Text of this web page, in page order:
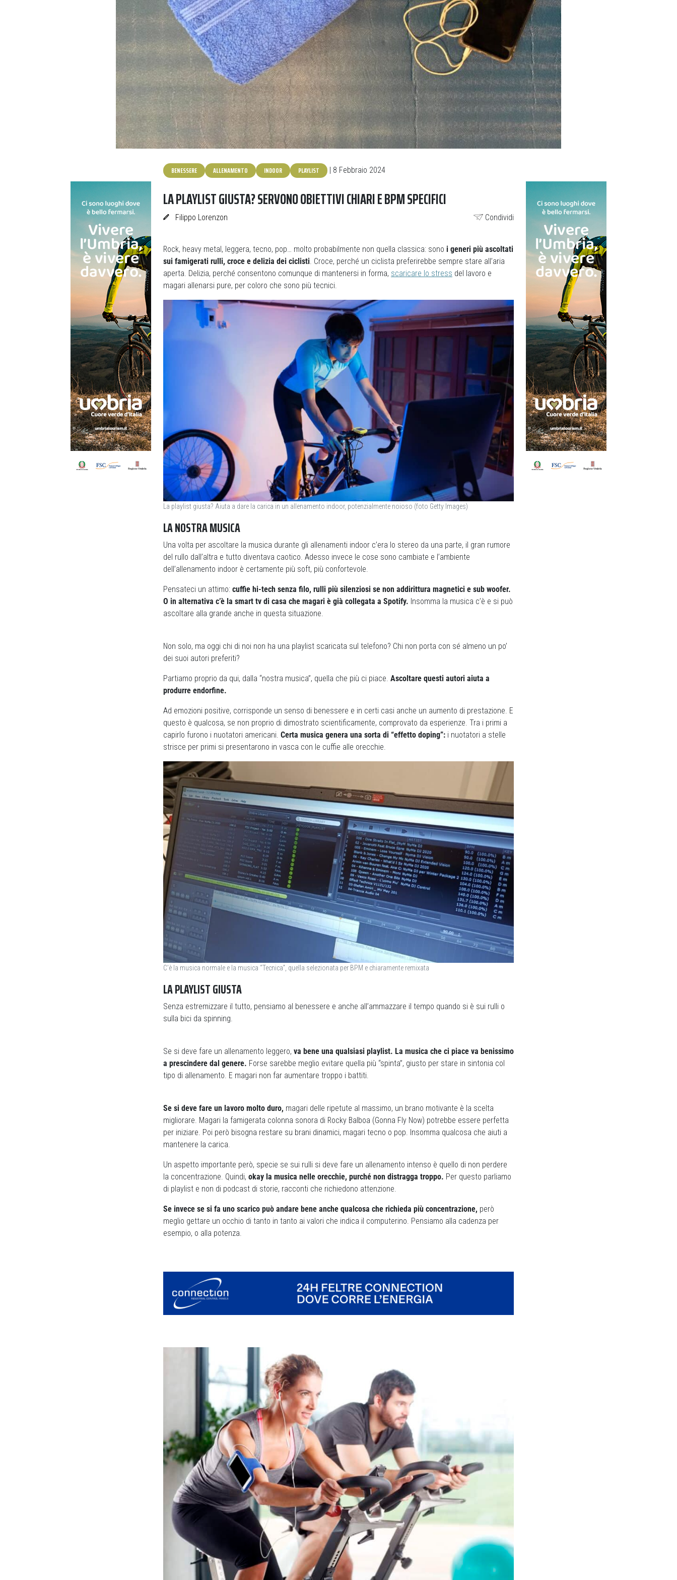
BENESSERE ALLENAMENTO INDOOR PLAYLIST | 8 Febbraio 2024
LA PLAYLIST GIUSTA? SERVONO OBIETTIVI CHIARI E BPM SPECIFICI
Filippo Lorenzon Condividi
Rock, heavy metal, leggera, tecno, pop… molto probabilmente non quella classica: sono i generi più ascoltati
sui famigerati rulli, croce e delizia dei ciclisti. Croce, perché un ciclista preferirebbe sempre stare all’aria
aperta. Delizia, perché consentono comunque di mantenersi in forma, scaricare lo stress del lavoro e
magari allenarsi pure, per coloro che sono più tecnici.
La playlist giusta? Aiuta a dare la carica in un allenamento indoor, potenzialmente noioso (foto Getty Images)
LA NOSTRA MUSICA
Una volta per ascoltare la musica durante gli allenamenti indoor c’era lo stereo da una parte, il gran rumore
del rullo dall’altra e tutto diventava caotico. Adesso invece le cose sono cambiate e l’ambiente
dell’allenamento indoor è certamente più soft, più confortevole.
Pensateci un attimo: cuffie hi-tech senza filo, rulli più silenziosi se non addirittura magnetici e sub woofer.
O in alternativa c’è la smart tv di casa che magari è già collegata a Spotify. Insomma la musica c’è e si può
ascoltare alla grande anche in questa situazione.
Non solo, ma oggi chi di noi non ha una playlist scaricata sul telefono? Chi non porta con sé almeno un po’
dei suoi autori preferiti?
Partiamo proprio da qui, dalla “nostra musica”, quella che più ci piace. Ascoltare questi autori aiuta a
produrre endorfine.
Ad emozioni positive, corrisponde un senso di benessere e in certi casi anche un aumento di prestazione. E
questo è qualcosa, se non proprio di dimostrato scientificamente, comprovato da esperienze. Tra i primi a
capirlo furono i nuotatori americani. Certa musica genera una sorta di “effetto doping”: i nuotatori a stelle
strisce per primi si presentarono in vasca con le cuffie alle orecchie.
C’è la musica normale e la musica “Tecnica”, quella selezionata per BPM e chiaramente remixata
LA PLAYLIST GIUSTA
Senza estremizzare il tutto, pensiamo al benessere e anche all’ammazzare il tempo quando si è sui rulli o
sulla bici da spinning.
Se si deve fare un allenamento leggero, va bene una qualsiasi playlist. La musica che ci piace va benissimo
a prescindere dal genere. Forse sarebbe meglio evitare quella più “spinta”, giusto per stare in sintonia col
tipo di allenamento. E magari non far aumentare troppo i battiti.
Se si deve fare un lavoro molto duro, magari delle ripetute al massimo, un brano motivante è la scelta
migliorare. Magari la famigerata colonna sonora di Rocky Balboa (Gonna Fly Now) potrebbe essere perfetta
per iniziare. Poi però bisogna restare su brani dinamici, magari tecno o pop. Insomma qualcosa che aiuti a
mantenere la carica.
Un aspetto importante però, specie se sui rulli si deve fare un allenamento intenso è quello di non perdere
la concentrazione. Quindi, okay la musica nelle orecchie, purché non distragga troppo. Per questo parliamo
di playlist e non di podcast di storie, racconti che richiedono attenzione.
Se invece se si fa uno scarico può andare bene anche qualcosa che richieda più concentrazione, però
meglio gettare un occhio di tanto in tanto ai valori che indica il computerino. Pensiamo alla cadenza per
esempio, o alla potenza.